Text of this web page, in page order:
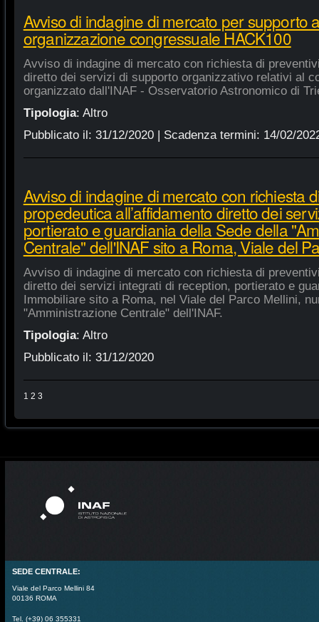
Avviso di indagine di mercato per supporto
organizzazione congressuale HACK100
Avviso di indagine di mercato con richiesta di
diretto dei servizi di supporto organizzativo relativi al
organizzato dall'INAF - Osservatorio Astronomico di
Tipologia: Altro
Pubblicato il: 31/12/2020| Scadenza termini: 14/02/
Avviso di indagine di mercato con richiesta
propedeutica all’affidamento diretto dei
portierato e guardiania della Sede della
Centrale" dell'INAF sito a Roma, Viale del
Avviso di indagine di mercato con richiesta di
diretto dei servizi integrati di reception, portierato e
Immobiliare sito a Roma, nel Viale del Parco Mellini,
"Amministrazione Centrale" dell'INAF.
Tipologia: Altro
Pubblicato il: 31/12/2020
1 2 3
SEDE CENTRALE:
Viale del Parco Mellini 84
00136 ROMA
Tel. (+39) 06 355331